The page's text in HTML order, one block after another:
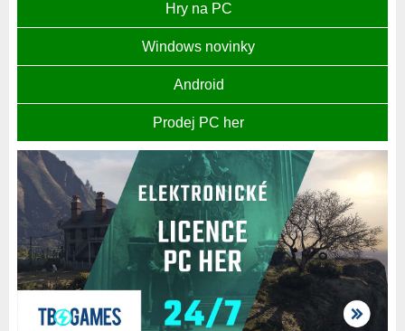
Hry na PC
Windows novinky
Android
Prodej PC her